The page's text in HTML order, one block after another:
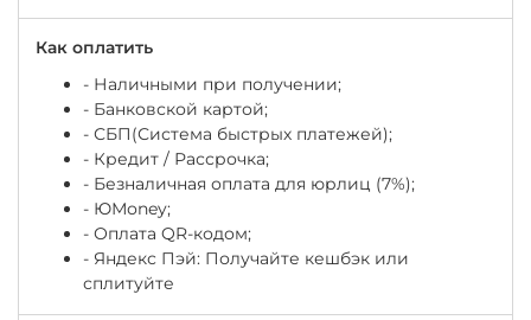
Как оплатить
- Наличными при получении;
- Банковской картой;
- СБП(Система быстрых платежей);
- Кредит / Рассрочка;
- Безналичная оплата для юрлиц (7%);
- ЮМоney;
- Оплата QR-кодом;
- Яндекс Пэй: Получайте кешбэк или
сплитуйте